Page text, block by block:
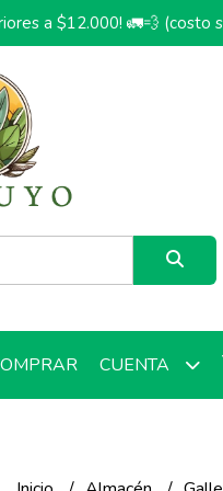
a $12.000! 🚛💨 (costo
CUENTA